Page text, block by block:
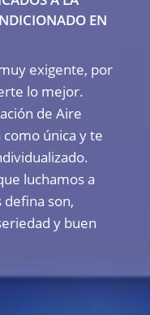
EN
exigente, por
lo mejor.
de Aire
única y te
luchamos a
defina son,
y buen